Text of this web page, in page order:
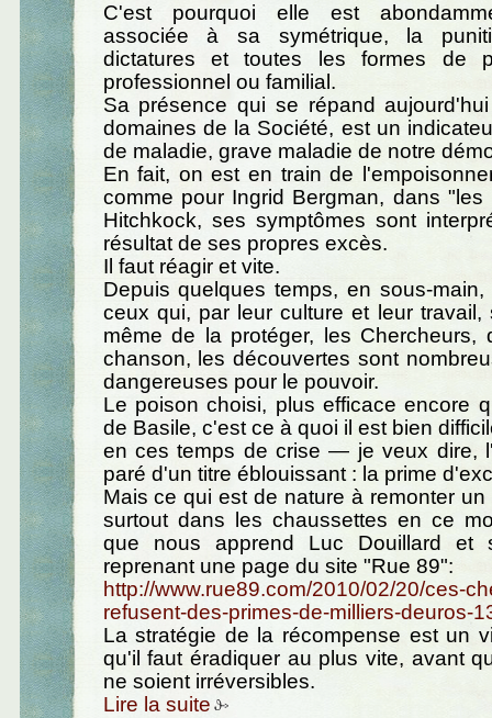
C'est pourquoi elle est
associée à sa symétrique, la
dictatures et toutes les formes de
professionnel ou familial.
Sa présence qui se répand
domaines de la Société, est un
de maladie, grave maladie de notre
En fait, on est en train de
comme pour Ingrid Bergman, dans
Hitchkock, ses symptômes sont
résultat de ses propres excès.
Il faut réagir et vite.
Depuis quelques temps, en sous-
ceux qui, par leur culture et leur
même de la protéger, les Chercheurs,
chanson, les découvertes sont
dangereuses pour le pouvoir.
Le poison choisi, plus efficace encore
de Basile, c'est ce à quoi il est bien
en ces temps de crise — je veux dire,
paré d'un titre éblouissant : la prime
Mais ce qui est de nature à remonter un
surtout dans les chaussettes en ce
que nous apprend Luc Douillard et
reprenant une page du site "Rue 89":
http://www.rue89.com/2010/02/20/ces-
refusent-des-primes-de-milliers-deuros-
La stratégie de la récompense est un
qu'il faut éradiquer au plus vite, avant
ne soient irréversibles.
Lire la suite